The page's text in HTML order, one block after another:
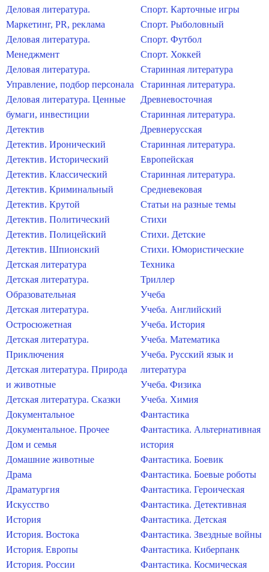
Деловая литература.
Маркетинг, PR, реклама
Деловая литература.
Менеджмент
Деловая литература.
Управление, подбор персонала
Деловая литература. Ценные
бумаги, инвестиции
Детектив
Детектив. Иронический
Детектив. Исторический
Детектив. Классический
Детектив. Криминальный
Детектив. Крутой
Детектив. Политический
Детектив. Полицейский
Детектив. Шпионский
Детская литература
Детская литература.
Образовательная
Детская литература.
Остросюжетная
Детская литература.
Приключения
Детская литература. Природа
и животные
Детская литература. Сказки
Документальное
Документальное. Прочее
Дом и семья
Домашние животные
Драма
Драматургия
Искусство
История
История. Востока
История. Европы
История. России
Спорт. Карточные игры
Спорт. Рыболовный
Спорт. Футбол
Спорт. Хоккей
Старинная литература
Старинная литература.
Древневосточная
Старинная литература.
Древнерусская
Старинная литература.
Европейская
Старинная литература.
Средневековая
Статьи на разные темы
Стихи
Стихи. Детские
Стихи. Юмористические
Техника
Триллер
Учеба
Учеба. Английский
Учеба. История
Учеба. Математика
Учеба. Русский язык и
литература
Учеба. Физика
Учеба. Химия
Фантастика
Фантастика. Альтернативная
история
Фантастика. Боевик
Фантастика. Боевые роботы
Фантастика. Героическая
Фантастика. Детективная
Фантастика. Детская
Фантастика. Звездные войны
Фантастика. Киберпанк
Фантастика. Космическая